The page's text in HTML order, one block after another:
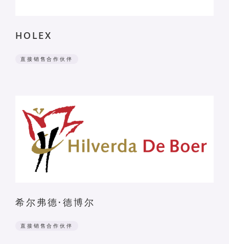
HOLEX
直接销售合作伙伴
希尔弗德·德博尔
直接销售合作伙伴